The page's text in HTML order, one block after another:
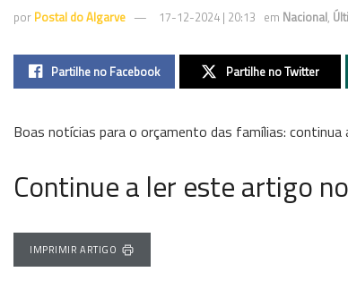
por Postal do Algarve 17-12-2024 | 20:13 em Nacional,
Partilhe no Facebook Partilhe no Twitter
Boas notícias para o orçamento das famílias:
Continue a ler este artigo no
IMPRIMIR ARTIGO